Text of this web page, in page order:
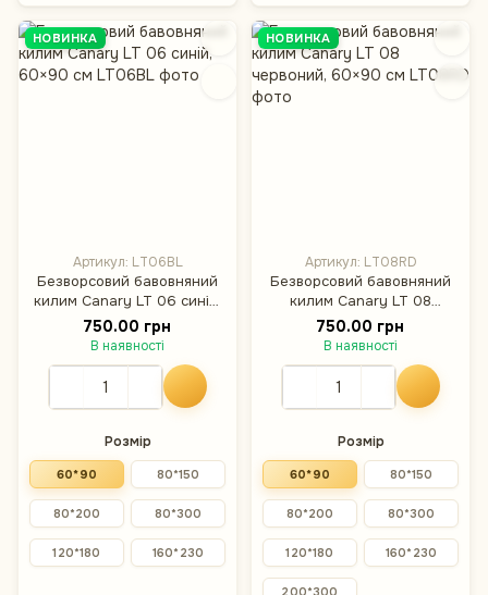
НОВИНКА
Артикул: LT06BL
Безворсовий бавовняний
килим Canary LT 06 синій,
60×90 см
750.00 грн
В наявності
Розмір
60*90 80*150
80*200 80*300
120*180 160*230
НОВИНКА
Артикул: LT08RD
Безворсовий бавовняний
килим Canary LT 08
червоний, 60×90 см
750.00 грн
В наявності
Розмір
60*90 80*150
80*200 80*300
120*180 160*230
200*300